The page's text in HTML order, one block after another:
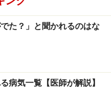
何か思いつきません
シコーラは当初、消
消化酵素のペプシン
なんでペプシコーラ
た？」と聞かれるのはな
病気一覧【医師が解説】